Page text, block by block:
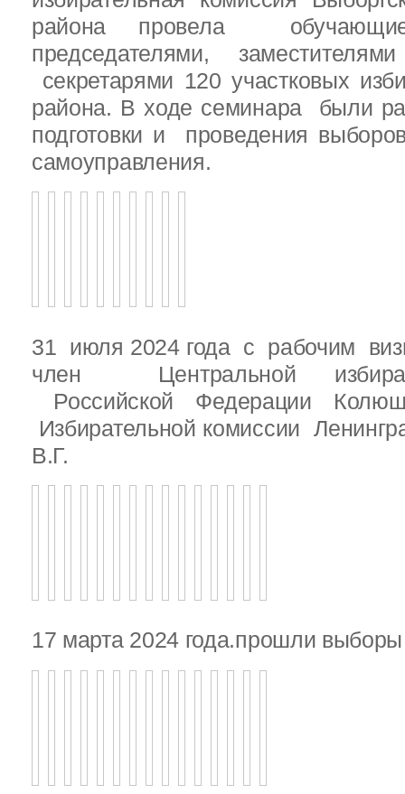
района провела
председателями,
секретарями 120 участковых
района. В ходе семинара были
подготовки и проведения
самоуправления.
31 июля 2024 года с рабочим
член Центральной
Российской Федерации
Избирательной комиссии
В.Г.
17 марта 2024 года.прошли